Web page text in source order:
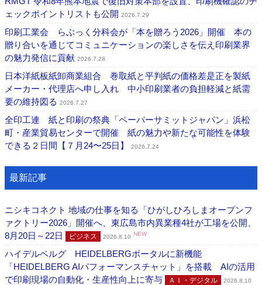
ェックポイントリストも公開 2026.7.29
印刷工業会 らぶっく分科会が「本を贈ろう2026」開催 本の
贈り合いを通じてコミュニケーションの楽しさを伝え印刷業界
の魅力発信に貢献 2026.7.28
日本洋紙板紙卸商業組合 巻取紙と平判紙の価格差是正を製紙
メーカー・代理店へ申し入れ 中小印刷業者の負担軽減と紙需
要の維持図る 2026.7.27
全印工連 紙と印刷の祭典「ペーパーサミットジャパン」浜松
町・産業貿易センターで開催 紙の魅力や新たな可能性を体験
できる２日間【７月24〜25日】
2026.7.24
最新記事
ニシキコネクト 地域の仕事を知る「ひがしひろしまオープンフ
ァクトリー2026」開催へ、東広島市内異業種4社が工場を公開、
8月20日～22日
ビジネス 2026.8.10 NEW
ハイデルベルグ HEIDELBERGポータルに新機能
「HEIDELBERG AIパフォーマンスチャット」を搭載 AIの活用
で印刷現場の自動化・生産性向上に寄与
ＡＩ・デジタル
2026.8.10